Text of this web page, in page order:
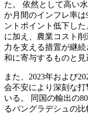
た。 依然として高い
か月間のインフレ率
ントポイント低下し
に加え、農業コスト
力を支える措置が継
和に寄与するものと見
また、2023年および
会不安により深刻な
いる。 同国の輸出の
るバングラデシュの